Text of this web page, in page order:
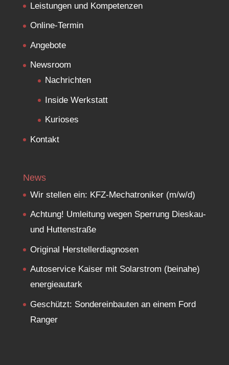
Leistungen und Kompetenzen
Online-Termin
Angebote
Newsroom
Nachrichten
Inside Werkstatt
Kurioses
Kontakt
News
Wir stellen ein: KFZ-Mechatroniker (m/w/d)
Achtung! Umleitung wegen Sperrung Dieskau-
und Huttenstraße
Original Herstellerdiagnosen
Autoservice Kaiser mit Solarstrom (beinahe)
energieautark
Geschützt: Sondereinbauten an einem Ford
Ranger